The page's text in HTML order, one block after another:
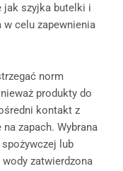
jak szyjka butelki i
w celu zapewnienia
norm
produkty do
kontakt z
zapach. Wybrana
lub
zatwierdzona